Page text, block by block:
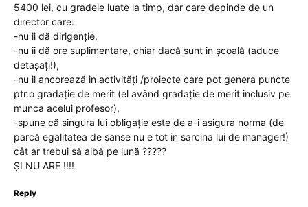
5400 lei, cu gradele luate la timp, dar care depinde de un
director care:
-nu ii dă dirigenție,
-nu ii dă ore suplimentare, chiar dacă sunt in școală (aduce
detașați!),
-nu il ancorează in activități /proiecte care pot genera puncte
ptr.o gradație de merit (el având gradație de merit inclusiv pe
munca acelui profesor),
-spune că singura lui obligație este de a-i asigura norma (de
parcă egalitatea de șanse nu e tot in sarcina lui de manager!)
cât ar trebui să aibă pe lună ?????
ȘI NU ARE !!!!
Reply